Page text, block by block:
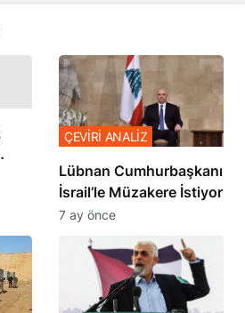
Lübnan Cumhurbaşkanı
İsrail’le Müzakere İstiyor
ÇEVİRİ ANALİZ
7 ay önce